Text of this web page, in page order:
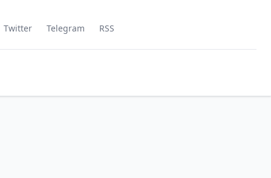
Twitter Telegram RSS